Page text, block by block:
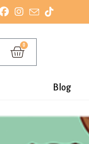
0
Blog